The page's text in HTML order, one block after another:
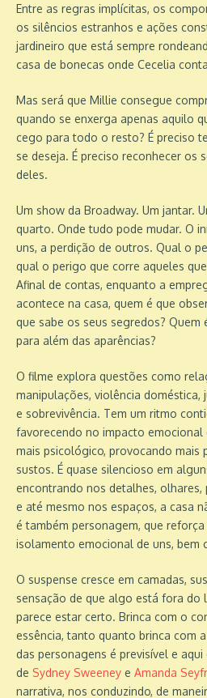
Entre as regras implícitas, os
os silêncios estranhos e ações
jardineiro que está sempre
casa de bonecas onde Cecelia
Mas será que Millie consegue
quando se enxerga apenas aquilo
cego para todo o resto? É preciso
se deseja. É preciso reconhecer os
deles.
Um show da Broadway. Um jantar.
quarto. Onde tudo pode mudar. O
uns, a perdição de outros. Qual o
qual o perigo que corre aqueles
Afinal de contas, enquanto a
acontece na casa, quem é que
que sabe os seus segredos?
para além das aparências?
O filme explora questões como
manipulações, violência
e sobrevivência. Tem um ritmo
favorecendo no impacto emocional
mais psicológico, provocando mais
sustos. É quase silencioso em
encontrando nos detalhes, olhares,
e até mesmo nos espaços, a casa
é também personagem, que
isolamento emocional de uns, bem
O suspense cresce em camadas,
sensação de que algo está fora do
parece estar certo. Brinca com o
essência, tanto quanto brinca com
das personagens é previsível e
de Sydney Sweeney e Amanda
narrativa, nos conduzindo, de